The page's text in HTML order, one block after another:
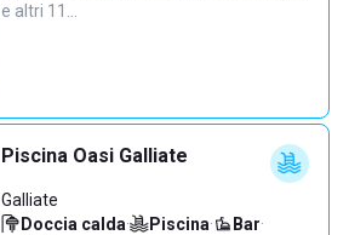
e altri 11…
Piscina Oasi Galliate
Galliate
Doccia calda· Piscina· Bar·